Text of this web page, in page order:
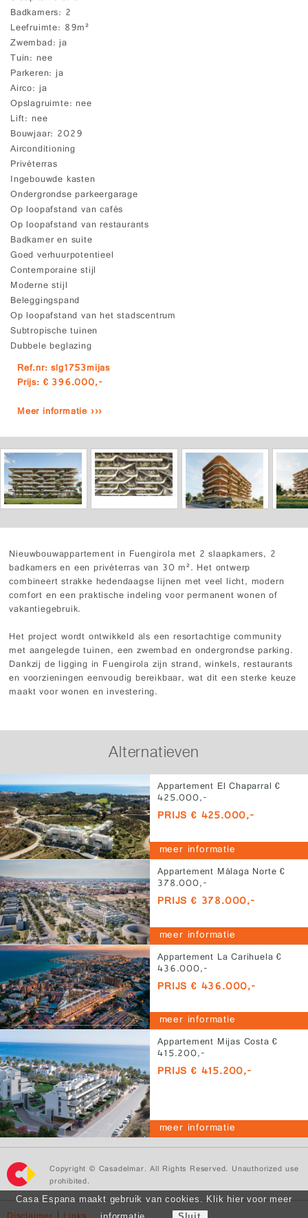
Badkamers 2
Leefruimte 89m²
Zwembad ja
Tuin nee
Parkeren ja
Airco ja
Opslagruimte nee
Lift nee
Bouwjaar 2029
Airconditioning
Privéterras
Ingebouwde kasten
Ondergrondse parkeergarage
Op loopafstand van cafés
Op loopafstand van restaurants
Badkamer en suite
Goed verhuurpotentieel
Contemporaine stijl
Moderne stijl
Beleggingspand
Op loopafstand van het stadscentrum
Subtropische tuinen
Dubbele beglazing
Ref.nr: slg1753mijas
Prijs: € 396.000,-
Meer informatie ›››
Nieuwbouwappartement in Fuengirola met 2 slaapkamers, 2
badkamers en een privéterras van 30 m². Het ontwerp
combineert strakke hedendaagse lijnen met veel licht, modern
comfort en een praktische indeling voor permanent wonen of
vakantiegebruik.
Het project wordt ontwikkeld als een resortachtige community
met aangelegde tuinen, een zwembad en ondergrondse parking.
Dankzij de ligging in Fuengirola zijn strand, winkels, restaurants
en voorzieningen eenvoudig bereikbaar, wat dit een sterke keuze
maakt voor wonen en investering.
Alternatieven
Appartement El Chaparral €
425.000,-
PRIJS € 425.000,-
meer informatie
Appartement Málaga Norte €
378.000,-
PRIJS € 378.000,-
meer informatie
Appartement La Carihuela €
436.000,-
PRIJS € 436.000,-
meer informatie
Appartement Mijas Costa €
415.200,-
PRIJS € 415.200,-
meer informatie
Copyright © Casadelmar. All Rights Reserved. Unauthorized use
prohibited.
Casa Espana maakt gebruik van cookies. Klik hier voor meer